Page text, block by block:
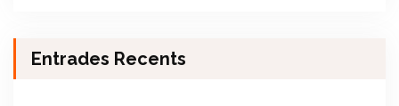
Entrades Recents